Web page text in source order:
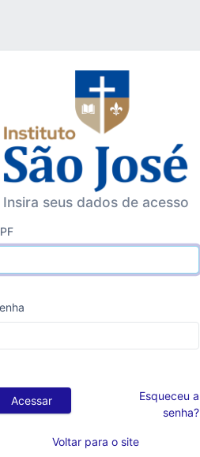
Insira seus dados de acesso
Acessar
Esqueceu a
senha?
Voltar para o site